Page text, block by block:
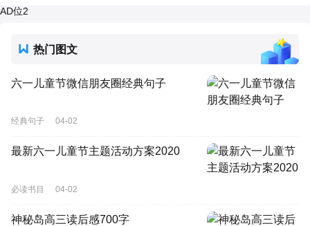
AD位2
热门图文
六一儿童节微信朋友圈经典句子
经典句子 04-02
最新六一儿童节主题活动方案2020
必读书目 04-02
神秘岛高三读后感700字